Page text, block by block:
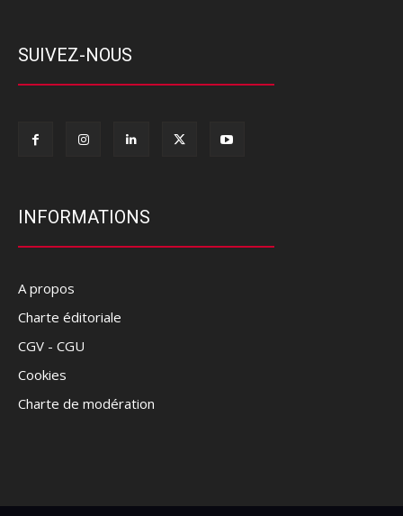
SUIVEZ-NOUS
INFORMATIONS
A propos
Charte éditoriale
CGV - CGU
Cookies
Charte de modération